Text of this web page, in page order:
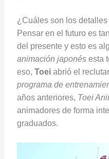
¿Cuáles son los
Pensar en el futuro es
del presente y esto es
animación japonésesta
eso, Toeiabrió el
programa de
años anteriores, Toei
animadores de forma
graduados.